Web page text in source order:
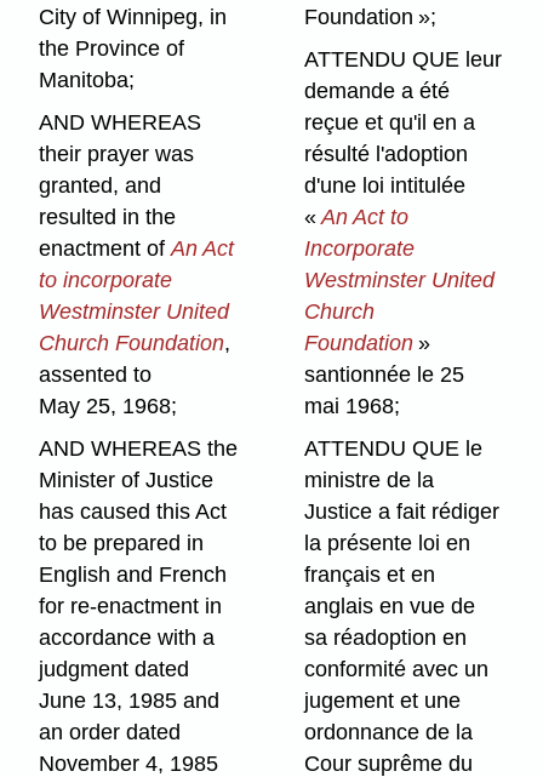
City of Winnipeg, in
the Province of
Manitoba;
AND WHEREAS
their prayer was
granted, and
resulted in the
enactment ofAn Act
to incorporate
Westminster United
Church Foundation,
assented to
May 25, 1968;
AND WHEREAS the
Minister of Justice
has caused this Act
to be prepared in
English and French
for re-enactment in
accordance with a
judgment dated
June 13, 1985 and
an order dated
November 4, 1985
Foundation »;
ATTENDU QUE leur
demande a été
reçue et qu'il en a
résulté l'adoption
d'une loi intitulée
«An Act to
Incorporate
Westminster United
Church
Foundation »
santionnée le 25
mai 1968;
ATTENDU QUE le
ministre de la
Justice a fait rédiger
la présente loi en
français et en
anglais en vue de
sa réadoption en
conformité avec un
jugement et une
ordonnance de la
Cour suprême du